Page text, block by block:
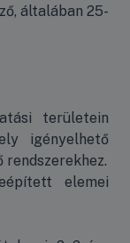
általában 25-
területein
igényelhető
elemei